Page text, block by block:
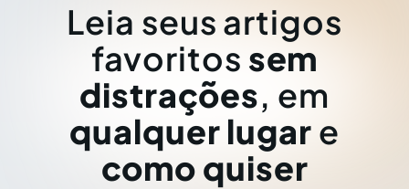
Leia seus artigos
favoritos sem
distrações, em
qualquer lugar e
como quiser